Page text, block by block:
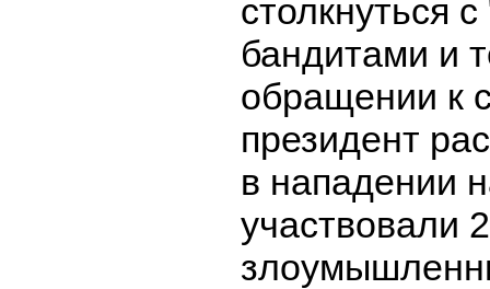
столкнуться
бандитами и
обращении к
президент
в нападении
участвовали